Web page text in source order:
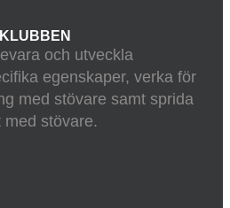
och utveckla
egenskaper, verka för
med stövare samt sprida
med stövare.